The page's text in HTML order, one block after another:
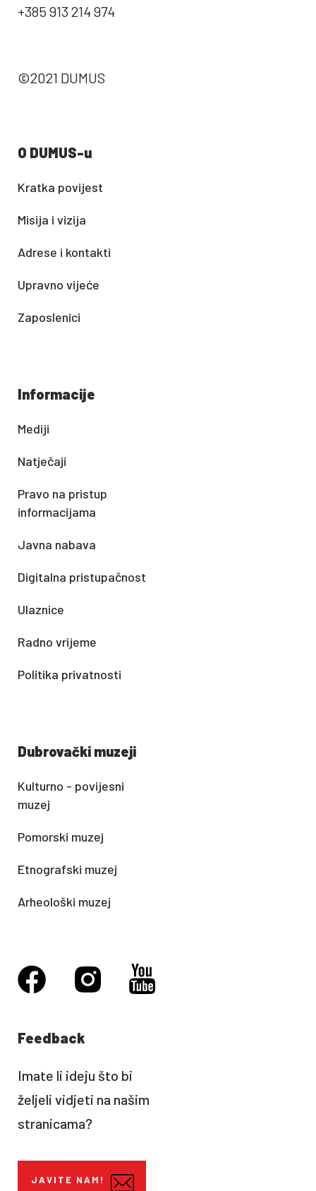
+385 913 214 974
©2021 DUMUS
O DUMUS-u
Kratka povijest
Misija i vizija
Adrese i kontakti
Upravno vijeće
Zaposlenici
Informacije
Mediji
Natječaji
Pravo na pristup
informacijama
Javna nabava
Digitalna pristupačnost
Ulaznice
Radno vrijeme
Politika privatnosti
Dubrovački muzeji
Kulturno - povijesni
muzej
Pomorski muzej
Etnografski muzej
Arheološki muzej
Feedback
Imate li ideju što bi
željeli vidjeti na našim
stranicama?
JAVITE NAM!